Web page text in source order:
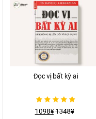
sao
Đọc vị bất kỳ ai
Được
xếp
1098¥1348¥